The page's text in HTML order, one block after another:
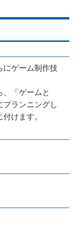
にゲーム制作技
、「ゲームと
プランニングし
けます。